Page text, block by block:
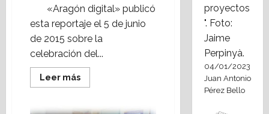
«Aragón digital» publicó
esta reportaje el 5 de junio
de 2015 sobre la
celebración del...
Leer másLeer
más
Vídeo:
proyectos
". Foto:
Jaime
Perpinyà.
04/01/2023
Juan Antonio
Pérez Bello